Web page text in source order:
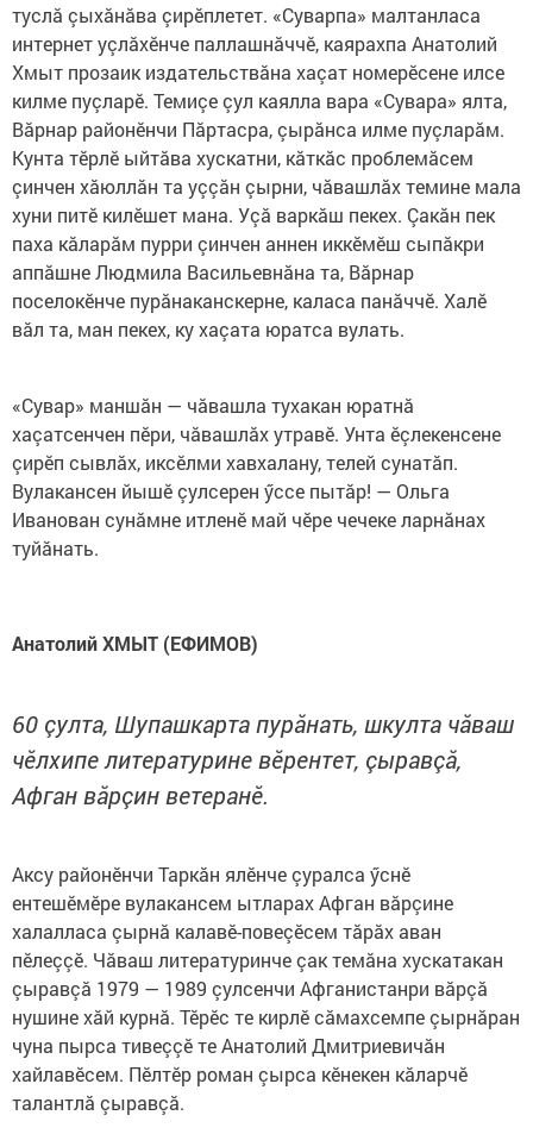
туслă çыхăнăва çирӗплетет. «Суварпа» малтанласа
интернет уçлăхӗнче паллашнăччӗ, каярахпа Анатолий
Хмыт прозаик издательствăна хаçат номерӗсене илсе
килме пуçларӗ. Темиçе çул каялла вара «Сувара» ялта,
Вăрнар районӗнчи Пăртасра, çырăнса илме пуçларăм.
Кунта тӗрлӗ ыйтăва хускатни, кăткăс проблемăсем
çинчен хăюллăн та уççăн çырни, чăвашлăх темине мала
хуни питӗ килӗшет мана. Уçă варкăш пекех. Çакăн пек
паха кăларăм пурри çинчен аннен иккӗмӗш сыпăкри
аппăшне Людмила Васильевнăна та, Вăрнар
поселокӗнче пурăнаканскерне, каласа панăччӗ. Халӗ
вăл та, ман пекех, ку хаçата юратса вулать.
«Сувар» маншăн — чăвашла тухакан юратнă
хаçатсенчен пӗри, чăвашлăх утравӗ. Унта ӗçлекенсене
çирӗп сывлăх, иксӗлми хавхалану, телей сунатăп.
Вулакансен йышӗ çулсерен ӳссе пытăр! — Ольга
Иванован сунăмне итленӗ май чӗре чечеке ларнăнах
туйăнать.
Анатолий ХМЫТ (ЕФИМОВ)
60 çулта, Шупашкарта пурӑнать, шкулта чӑваш
чӗлхипе литературине вӗрентет, çыравçă,
Афган вăрçин ветеранӗ.
Аксу районӗнчи Таркăн ялӗнче çуралса ӳснӗ
ентешӗмӗре вулакансем ытларах Афган вăрçине
халалласа çырнă калавӗ-повеçӗсем тăрăх аван
пӗлеççӗ. Чăваш литературинче çак темăна хускатакан
çыравçă 1979 — 1989 çулсенчи Афганистанри вăрçă
нушине хăй курнă. Тӗрӗс те кирлӗ сăмахсемпе çырнăран
чуна пырса тивеççӗ те Анатолий Дмитриевичăн
хайлавӗсем. Пӗлтӗр роман çырса кӗнекен кăларчӗ
талантлă çыравçă.